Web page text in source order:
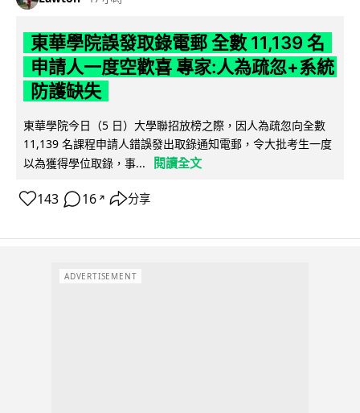
東華學院誤發取錄電郵 全數 11,139 名
申請人一度空歡喜 專家:人為疏忽+系統
防護缺失
東華學院今日（5 日）大學聯招放榜之際，因人為疏忽向全數
11,139 名課程申請人錯誤發出取錄通知電郵，令大批考生一度
以為獲得學位取錄，事...
閱讀全文
143 16 ↗ 分享
ADVERTISEMENT